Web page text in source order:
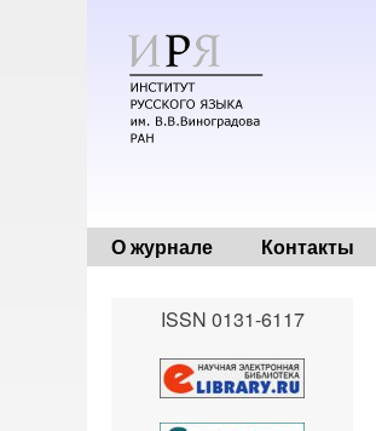
О журнале Контакты
ISSN 0131-6117